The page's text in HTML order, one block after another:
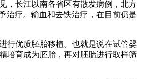
，长江以南各省区有散发病例，北方
治疗。输血和去铁治疗，在目前仍是
行优质胚胎移植。也就是说在试管婴
培育成为胚胎，再对胚胎进行取样筛